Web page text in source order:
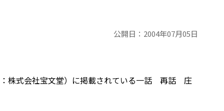
公開日： 2004年07月05日
：株式会社宝文堂）に掲載されている一話 再話 庄